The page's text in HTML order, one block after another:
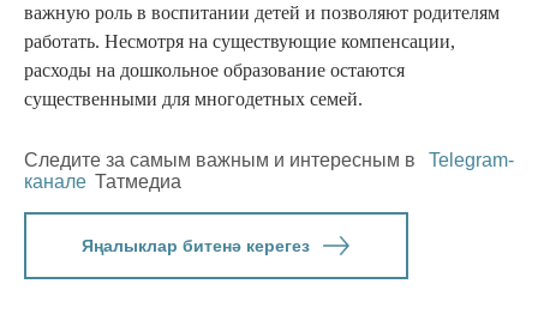
важную роль в воспитании детей и позволяют родителям
работать. Несмотря на существующие компенсации,
расходы на дошкольное образование остаются
существенными для многодетных семей.
Следите за самым важным и интересным в
Telegram-
канале Татмедиа
Яңалыклар битенә керегез